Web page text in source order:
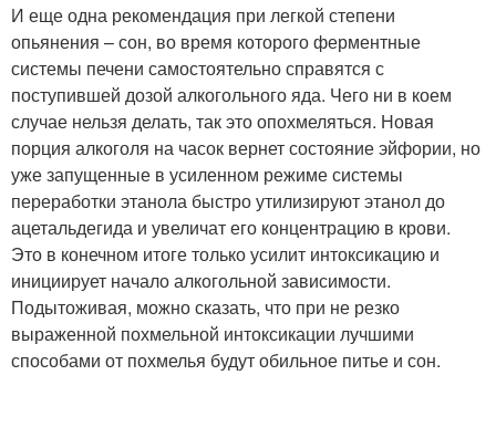
И еще одна рекомендация при легкой степени
опьянения – сон, во время которого ферментные
системы печени самостоятельно справятся с
поступившей дозой алкогольного яда. Чего ни в коем
случае нельзя делать, так это опохмеляться. Новая
порция алкоголя на часок вернет состояние эйфории, но
уже запущенные в усиленном режиме системы
переработки этанола быстро утилизируют этанол до
ацетальдегида и увеличат его концентрацию в крови.
Это в конечном итоге только усилит интоксикацию и
инициирует начало алкогольной зависимости.
Подытоживая, можно сказать, что при не резко
выраженной похмельной интоксикации лучшими
способами от похмелья будут обильное питье и сон.